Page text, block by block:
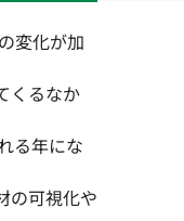
変化が加
くるなか
る年にな
の可視化や